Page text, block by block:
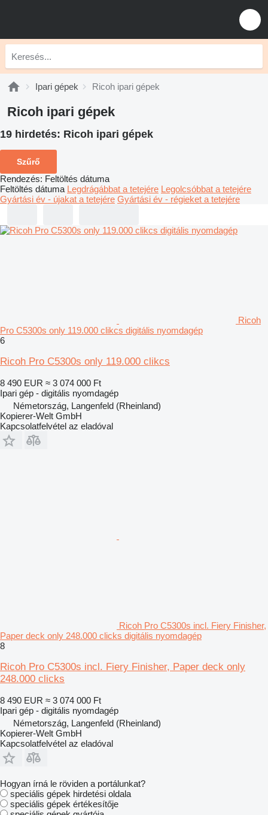
Ipari gépek Ricoh ipari gépek
Ricoh ipari gépek
19 hirdetés: Ricoh ipari gépek
Szűrő
Rendezés: Feltöltés dátuma
Feltöltés dátuma Legdrágábbat a tetejére Legolcsóbbat a tetejére
Gyártási év - újakat a tetejére Gyártási év - régieket a tetejére
Ricoh
Pro C5300s only 119.000 clikcs digitális nyomdagép
6
Ricoh Pro C5300s only 119.000 clikcs
8 490 EUR ≈ 3 074 000 Ft
Ipari gép - digitális nyomdagép
Németország, Langenfeld (Rheinland)
Kopierer-Welt GmbH
Kapcsolatfelvétel az eladóval
Ricoh Pro C5300s incl. Fiery Finisher,
Paper deck only 248.000 clicks digitális nyomdagép
8
Ricoh Pro C5300s incl. Fiery Finisher, Paper deck only
248.000 clicks
8 490 EUR ≈ 3 074 000 Ft
Ipari gép - digitális nyomdagép
Németország, Langenfeld (Rheinland)
Kopierer-Welt GmbH
Kapcsolatfelvétel az eladóval
Hogyan írná le röviden a portálunkat?
speciális gépek hirdetési oldala
speciális gépek értékesítője